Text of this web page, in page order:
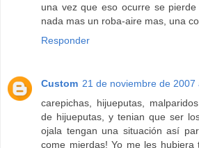
una vez que eso ocurre se
nada mas un roba-aire mas, una
Responder
Custom 21 de noviembre de 2007
carepichas, hijueputas,
de hijueputas, y tenian que ser
ojala tengan una situación así
come mierdas! Yo me les